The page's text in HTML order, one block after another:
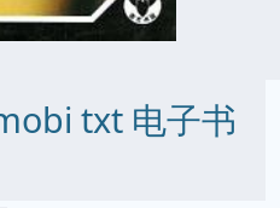
txt 电子书